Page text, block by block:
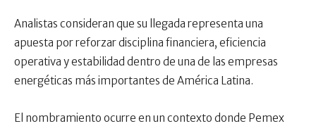
Analistas consideran que su llegada representa una
apuesta por reforzar disciplina financiera, eficiencia
operativa y estabilidad dentro de una de las empresas
energéticas más importantes de América Latina.
El nombramiento ocurre en un contexto donde Pemex